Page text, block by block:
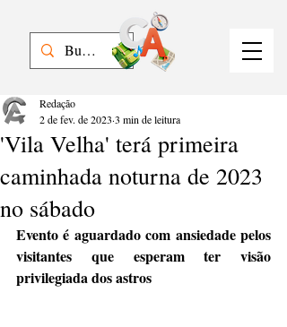
'Vila Velha' terá primeira
caminhada noturna de 2023
no sábado
Redação
2 de fev. de 2023 3 min de leitura
Evento é aguardado com ansiedade pelos
visitantes que esperam ter visão
privilegiada dos astros